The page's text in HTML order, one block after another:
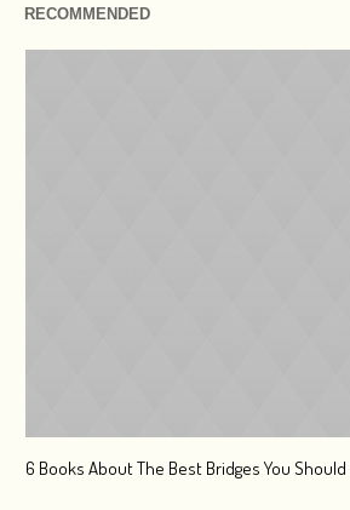
RECOMMENDED
6 Books About The Best Bridges You Should